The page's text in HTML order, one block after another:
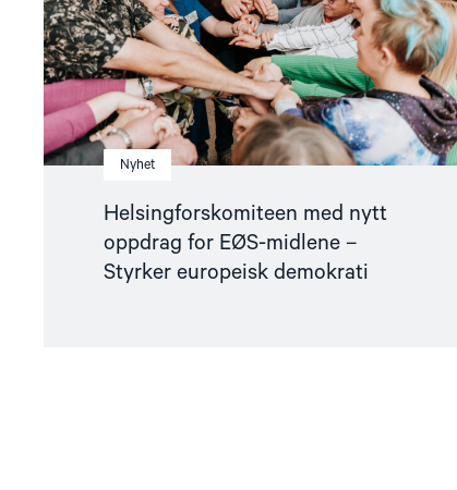
Nyhet
Helsingforskomiteen med nytt
oppdrag for EØS-midlene –
Styrker europeisk demokrati
midlene
–
Styrker
europeisk
demokrati"